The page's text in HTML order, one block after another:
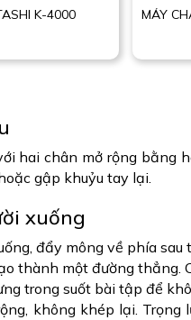
K-4000 MÁY
hai chân mở rộng bằng
gập khuỷu tay lại.
xuống
đẩy mông về phía
thành một đường thẳng.
trong suốt bài tập để
không khép lại.